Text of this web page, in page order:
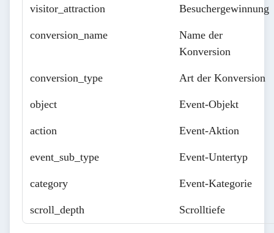
visitor_attraction Besuchergewinnung
conversion_name
Name der
Konversion
conversion_type Art der Konversion
object Event-Objekt
action Event-Aktion
event_sub_type Event-Untertyp
category Event-Kategorie
scroll_depth Scrolltiefe